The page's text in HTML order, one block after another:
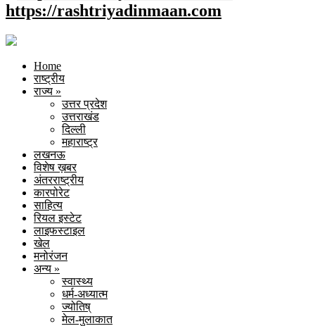
https://rashtriyadinmaan.com
Home
राष्ट्रीय
राज्य »
उत्तर प्रदेश
उत्तराखंड
दिल्ली
महाराष्ट्र
लखनऊ
विशेष ख़बर
अंतरराष्ट्रीय
कारपोरेट
साहित्य
रियल इस्टेट
लाइफस्टाइल
खेल
मनोरंजन
अन्य »
स्वास्थ्य
धर्म-अध्यात्म
ज्योतिष्
मेल-मुलाकात